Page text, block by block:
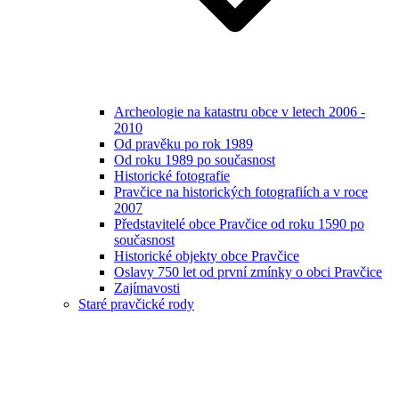
Archeologie na katastru obce v letech 2006 -
2010
Od pravěku po rok 1989
Od roku 1989 po současnost
Historické fotografie
Pravčice na historických fotografiích a v roce
2007
Představitelé obce Pravčice od roku 1590 po
současnost
Historické objekty obce Pravčice
Oslavy 750 let od první zmínky o obci Pravčice
Zajímavosti
Staré pravčické rody